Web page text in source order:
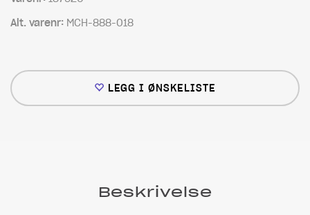
Alt. varenr: MCH-888-018
LEGG I ØNSKELISTE
Beskrivelse